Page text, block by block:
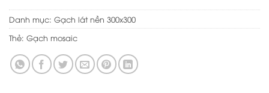
Danh mục: Gạch lát nền 300x300
Thẻ: Gạch mosaic